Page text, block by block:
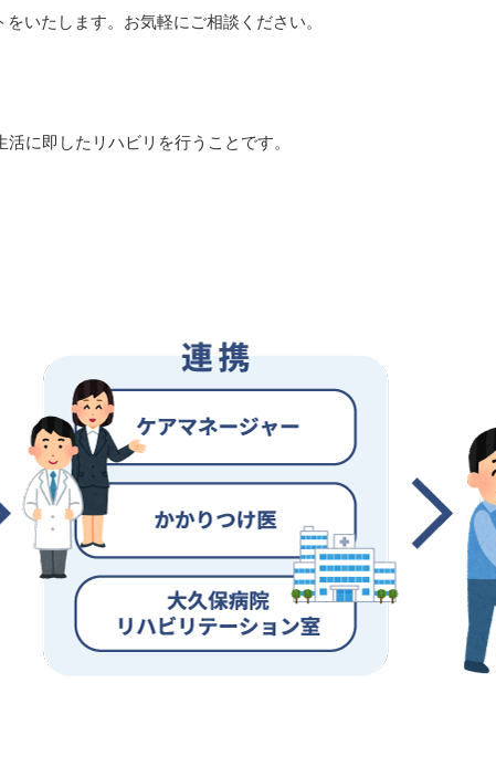
いたします。お気軽にご相談ください。
活に即したリハビリを行うことです。